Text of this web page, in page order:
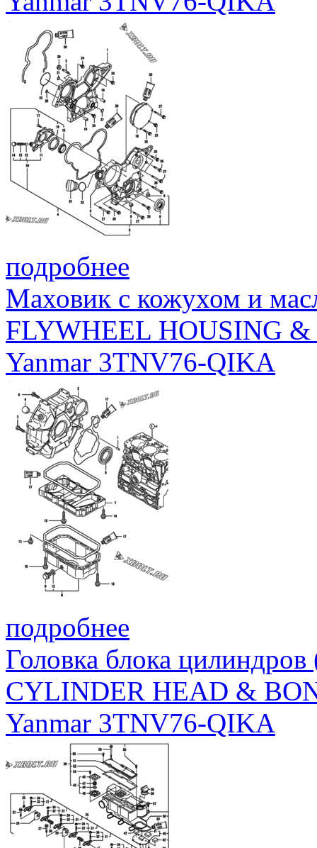
подробнее
Маховик с кожухом и
FLYWHEEL HOUSING
Yanmar 3TNV76-QIKA
подробнее
Головка блока
CYLINDER HEAD &
Yanmar 3TNV76-QIKA